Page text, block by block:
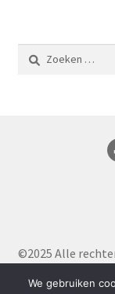
Zoeken
naar:
©2025 Alle
We gebruiken